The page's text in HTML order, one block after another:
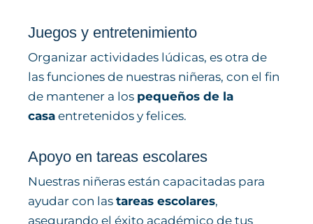
Juegos y entretenimiento
Organizar actividades lúdicas, es otra de
las funciones de nuestras niñeras, con el fin
de mantener a los pequeños de la
casa entretenidos y felices.
Apoyo en tareas escolares​
Nuestras niñeras están capacitadas para
ayudar con las tareas escolares,
asegurando el éxito académico de tus